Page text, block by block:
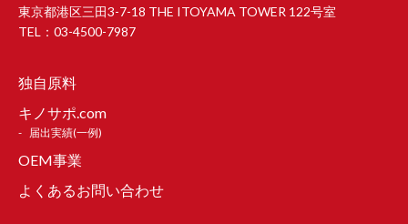
東京都港区三田3-7-18 THE ITOYAMA TOWER 122号室
TEL：03-4500-7987
独自原料
キノサポ.com
届出実績(一例)
OEM事業
よくあるお問い合わせ